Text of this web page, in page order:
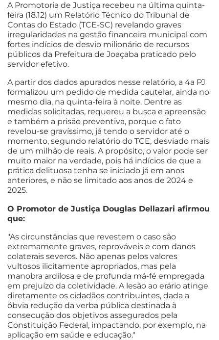
A Promotoria de Justiça recebeu na última quinta-
feira (18.12) um Relatório Técnico do Tribunal de
Contas do Estado (TCE-SC) revelando graves
irregularidades na gestão financeira municipal com
fortes indícios de desvio milionário de recursos
públicos da Prefeitura de Joaçaba praticado pelo
servidor efetivo.
A partir dos dados apurados nesse relatório, a 4a PJ
formalizou um pedido de medida cautelar, ainda no
mesmo dia, na quinta-feira à noite. Dentre as
medidas solicitadas, requereu a busca e apreensão
e também a prisão preventiva, porque o fato
revelou-se gravíssimo, já tendo o servidor até o
momento, segundo relatório do TCE, desviado mais
de um milhão de reais. A propósito, o valor pode ser
muito maior na verdade, pois há indícios de que a
prática delituosa tenha se iniciado já em anos
anteriores, e não se limitado aos anos de 2024 e
2025.
O Promotor de Justiça Douglas Dellazari afirmou
que:
"As circunstâncias que revestem o caso são
extremamente graves, reprováveis e com danos
colaterais severos. Não apenas pelos valores
vultosos ilicitamente apropriados, mas pela
manobra ardilosa e de profunda má-fé empregada
em prejuízo da coletividade. A lesão ao erário atinge
diretamente os cidadãos contribuintes, dada a
óbvia redução da verba pública destinada à
consecução dos objetivos assegurados pela
Constituição Federal, impactando, por exemplo, na
aplicação em saúde e educação."